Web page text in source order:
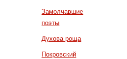
Замолчавшие
поэты
Духова роща
Покровский